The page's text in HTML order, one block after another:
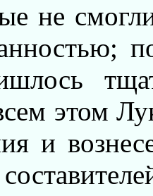
не
этом
и